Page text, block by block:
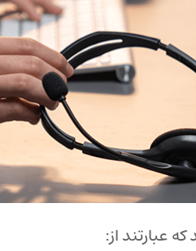
عبارتند از: